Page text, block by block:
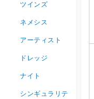
ツインズ
ネメシス
アーティスト
ドレッジ
ナイト
シンギュラリテ